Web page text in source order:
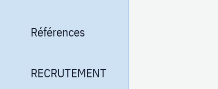
Références
RECRUTEMENT